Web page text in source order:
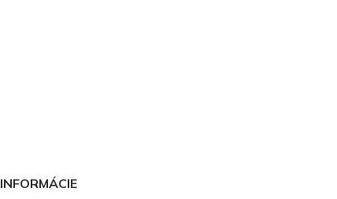
INFORMÁCIE